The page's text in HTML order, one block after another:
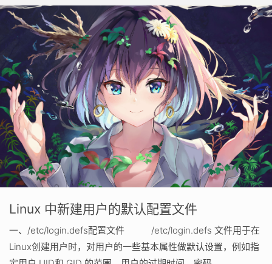
Linux 中新建用户的默认配置文件
一、/etc/login.defs配置文件 /etc/login.defs 文件用于在
Linux创建用户时，对用户的一些基本属性做默认设置，例如指